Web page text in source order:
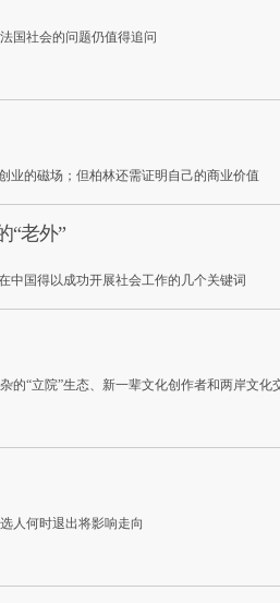
国社会的问题仍值得追问
业的磁场；但柏林还需证明自己的商业价值
“老外”
中国得以成功开展社会工作的几个关键词
的“立院”生态、新一辈文化创作者和两岸文化
人何时退出将影响走向